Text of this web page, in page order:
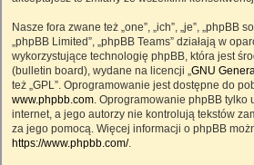
Nasze fora zwane też „one”, „ich”, „je”, „phpBB
„phpBB Limited”, „phpBB Teams” działają w
wykorzystujące technologię phpBB, która jest
(bulletin board), wydane na licencji „GNU
też „GPL”. Oprogramowanie jest dostępne do
www.phpbb.com. Oprogramowanie phpBB tylko
internet, a jego autorzy nie kontrolują tekstów
za jego pomocą. Więcej informacji o phpBB
https://www.phpbb.com/.